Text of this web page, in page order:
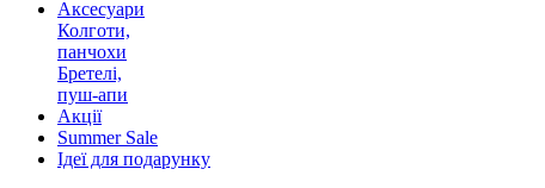
Аксесуари
Колготи,
панчохи
Бретелі,
пуш-апи
Акції
Summer Sale
Ідеї для подарунку